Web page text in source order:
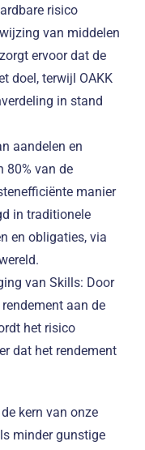
risico
van middelen
ervoor dat de
doel, terwijl OAKK
in stand
aandelen en
80% van de
manier
in traditionele
en obligaties, via
van Skills: Door
aan de
het risico
dat het rendement
kern van onze
minder gunstige